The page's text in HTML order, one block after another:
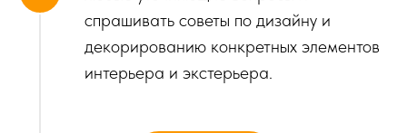
спрашивать советы по дизайну и
декорированию конкретных элементов
интерьера и экстерьера.